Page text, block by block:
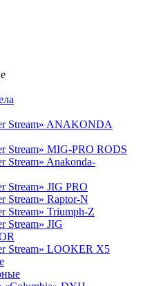
Stream» ANAKONDA
Stream» MIG-PRO RODS
Stream» Anakonda-
Stream» JIG PRO
Stream» Raptor-N
Stream» Triumph-Z
Stream» JIG
Stream» LOOKER X5